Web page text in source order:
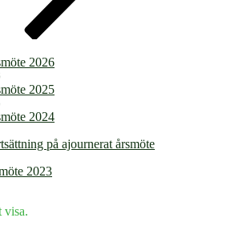
2026
2025
2024
på ajournerat årsmöte
2023
visa.